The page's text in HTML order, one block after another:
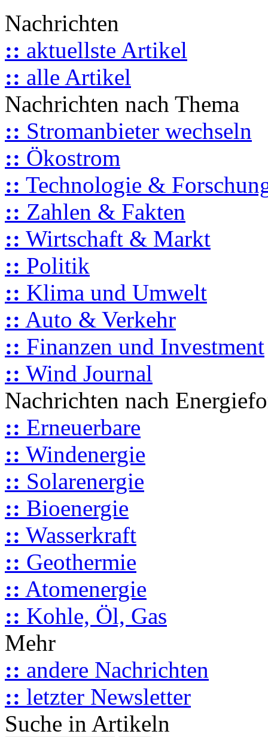
Nachrichten
:: aktuellste Artikel
:: alle Artikel
Nachrichten nach Thema
:: Stromanbieter wechseln
:: Ökostrom
:: Technologie &
:: Zahlen & Fakten
:: Wirtschaft & Markt
:: Politik
:: Klima und Umwelt
:: Auto & Verkehr
:: Finanzen und Investment
:: Wind Journal
Nachrichten nach
:: Erneuerbare
:: Windenergie
:: Solarenergie
:: Bioenergie
:: Wasserkraft
:: Geothermie
:: Atomenergie
:: Kohle, Öl, Gas
Mehr
:: andere Nachrichten
:: letzter Newsletter
Suche in Artikeln